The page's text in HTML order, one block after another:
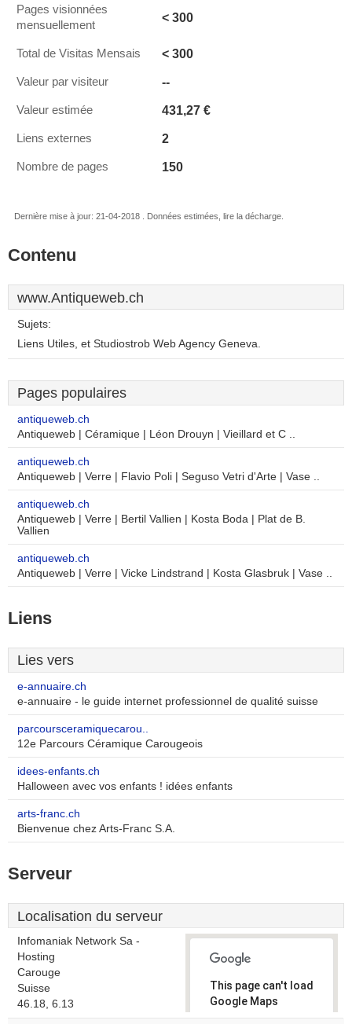
Pages visionnées
mensuellement
< 300
Total de Visitas Mensais < 300
Valeur par visiteur --
Valeur estimée 431,27 €
Liens externes 2
Nombre de pages 150
Dernière mise à jour: 21-04-2018 . Données estimées, lire la décharge.
Contenu
www.Antiqueweb.ch
Sujets:
Liens Utiles, et Studiostrob Web Agency Geneva.
Pages populaires
antiqueweb.ch
Antiqueweb | Céramique | Léon Drouyn | Vieillard et C ..
antiqueweb.ch
Antiqueweb | Verre | Flavio Poli | Seguso Vetri d'Arte | Vase ..
antiqueweb.ch
Antiqueweb | Verre | Bertil Vallien | Kosta Boda | Plat de B.
Vallien
antiqueweb.ch
Antiqueweb | Verre | Vicke Lindstrand | Kosta Glasbruk | Vase ..
Liens
Lies vers
e-annuaire.ch
e-annuaire - le guide internet professionnel de qualité suisse
parcoursceramiquecarou..
12e Parcours Céramique Carougeois
idees-enfants.ch
Halloween avec vos enfants ! idées enfants
arts-franc.ch
Bienvenue chez Arts-Franc S.A.
Serveur
Localisation du serveur
Infomaniak Network Sa -
Hosting
Carouge
Suisse
46.18, 6.13
This page can't load
Google Maps
correctly.